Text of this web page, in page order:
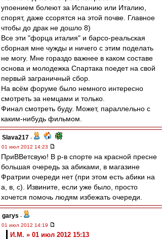
упоением болеют за Испанию или Италию,
спорят, даже ссорятся на этой почве. Главное
чтобы до драк не дошло 8)
Все эти "форца италия" и барсо-реальская
сборная мне чужды и ничего с этим поделать
не могу. Мне гораздо важнее в каком составе
основа и молодежка Спартака поедет на свой
первый заграничный сбор.
На всём форуме было немного интересно
смотреть за немцами и только.
Финал смотреть буду. Может, параллельно с
каким-нибудь фильмом.
Slava217 -
01 июл 2012 14:23
ПриВВетсвую! В р-в спорте на красной пресне
большая очередь за абиками, в магазине
Фратрии очереди нет (при этом есть абики на
а, в, с). Извините, если уже было, просто
хочется помочь людям избежать очереди.
garys -
01 июл 2012 14:19
И.М. » 01 июл 2012 15:13